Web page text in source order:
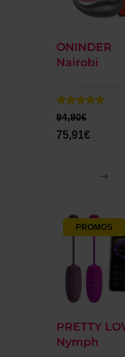
ONINDER
Nairobi
Note
5.00
sur 5
94,90€
75,91€
PROMOS
PRETTY
Nymph